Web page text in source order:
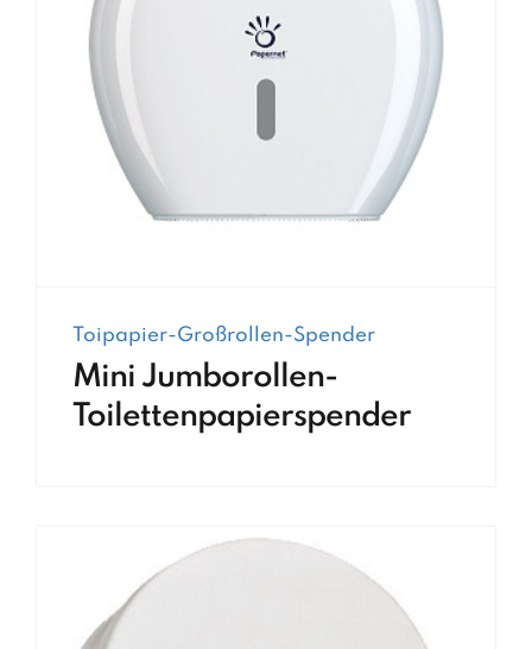
Toipapier-Großrollen-Spender
Mini Jumborollen-
Toilettenpapierspender